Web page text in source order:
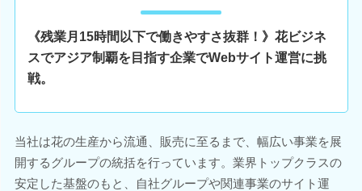
《残業月15時間以下で働きやすさ抜群！》花ビジネ
スでアジア制覇を目指す企業でWebサイト運営に挑
戦。
当社は花の生産から流通、販売に至るまで、幅広い事業を展
開するグループの統括を行っています。業界トップクラスの
安定した基盤のもと、自社グループや関連事業のサイト運